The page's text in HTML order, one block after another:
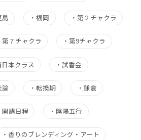
島 ・福岡 ・ 第２チャクラ
第７チャクラ ・第9チャクラ
日本クラス ・試香会
論 ・転換期 ・ 鎌倉
開講日程 ・ 陰陽五行
・ 香りのブレンディング・アート